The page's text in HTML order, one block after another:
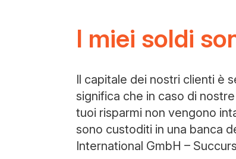
I miei soldi
Il capitale dei nostri clienti è
significa che in caso di
tuoi risparmi non vengono
sono custoditi in una banca
International GmbH –